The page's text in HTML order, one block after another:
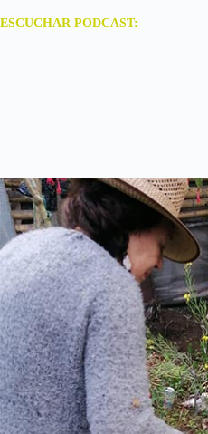
ESCUCHAR PODCAST: